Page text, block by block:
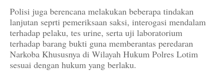
Polisi juga berencana melakukan beberapa tindakan
lanjutan seprti pemeriksaan saksi, interogasi mendalam
terhadap pelaku, tes urine, serta uji laboratorium
terhadap barang bukti guna memberantas peredaran
Narkoba Khususnya di Wilayah Hukum Polres Lotim
sesuai dengan hukum yang berlaku.